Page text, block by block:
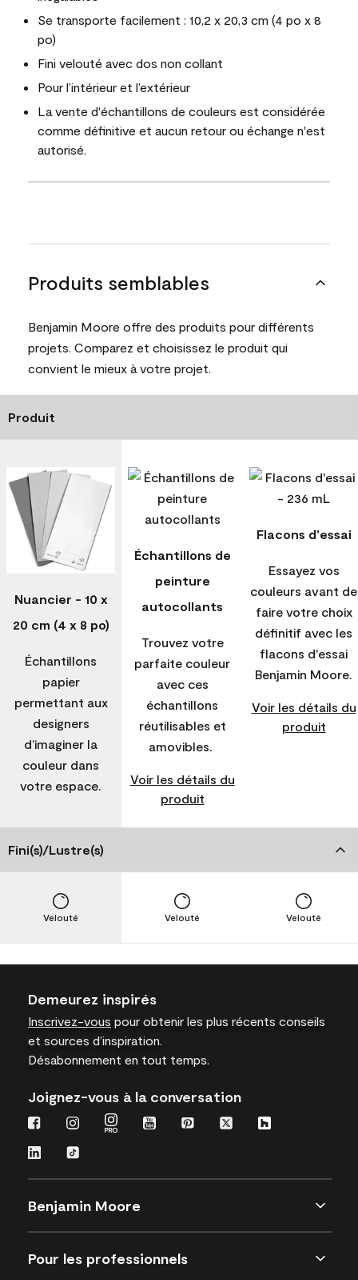
Se transporte facilement : 10,2 x 20,3 cm (4 po x 8
po)
Fini velouté avec dos non collant
Pour l’intérieur et l’extérieur
La vente d'échantillons de couleurs est considérée
comme définitive et aucun retour ou échange n'est
autorisé.
Produits semblables
Benjamin Moore offre des produits pour différents
projets. Comparez et choisissez le produit qui
convient le mieux à votre projet.
Produit
Nuancier - 10 x
20 cm (4 x 8 po)
Échantillons
papier
permettant aux
designers
d’imaginer la
couleur dans
votre espace.
Échantillons de
peinture
autocollants
Trouvez votre
parfaite couleur
avec ces
échantillons
réutilisables et
amovibles.
Voir les détails du
produit
Flacons d'essai
Essayez vos
couleurs avant de
faire votre choix
définitif avec les
flacons d'essai
Benjamin Moore.
Voir les détails du
produit
Fini(s)/Lustre(s)
Velouté Velouté Velouté
Demeurez inspirés
Inscrivez-vous pour obtenir les plus récents conseils
et sources d’inspiration.
Désabonnement en tout temps.
Joignez-vous à la conversation
Benjamin Moore
Pour les professionnels